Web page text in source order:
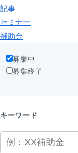
記事
セミナー
補助金
募集中
募集終了
キーワード